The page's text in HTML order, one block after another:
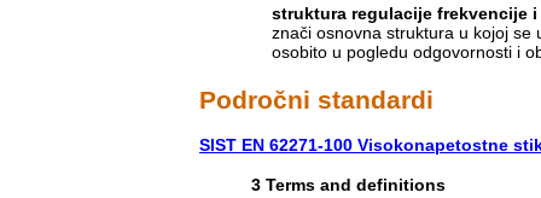
struktura regulacije frekvencije i
znači osnovna struktura u kojoj se
osobito u pogledu odgovornosti i
Področni standardi
SIST EN 62271-100 Visokonapetostne
3 Terms and definitions